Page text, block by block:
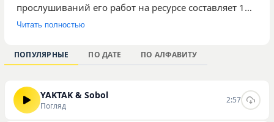
прослушиваний его работ на ресурсе составляет 1
327. Среди опубликованных треков наибольшее
«Погляд», «Вспышки» и «Медленно». Музыка автора
ориентирована на слушателей, которые
треки для своих плейлистов. Творчество артиста
представлено в рамках сайта, где пользователи
Читать полностью
ПОПУЛЯРНЫЕ ПО ДАТЕ ПО АЛФАВИТУ
YAKTAK & Sobol
Погляд
2:57